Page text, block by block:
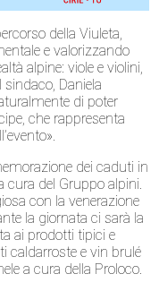
della Viuleta,
e valorizzando
alpine: viole e violini,
Daniela
di poter
che rappresenta
dei caduti in
cura del Gruppo alpini.
con la venerazione
la giornata ci sarà la
ai prodotti tipici e
caldarroste e vin brulé
a cura della Proloco.